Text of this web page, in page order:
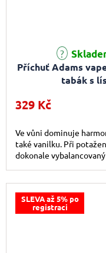
Příchuť Adams
tabák s
329 Kč
Ve vůni dominuje
také vanilku. Při
dokonale
SLEVA až 5% po
registraci